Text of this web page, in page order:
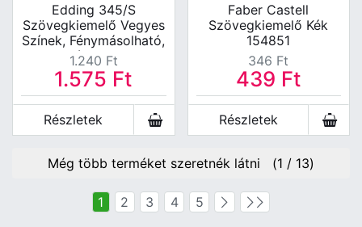
Edding 345/S
Szövegkiemelő Vegyes
Színek, Fénymásolható,
Faxolható 2-5mm 4db-
Os Készlet
1.240 Ft
1.575 Ft
Részletek
Faber Castell
Szövegkiemelő Kék
154851
346 Ft
439 Ft
Részletek
Még több terméket szeretnék látni (1 / 13)
1 2 3 4 5